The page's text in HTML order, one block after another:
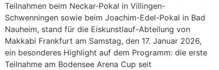
Teilnahmen beim Neckar-Pokal in Villingen-
Schwenningen sowie beim Joachim-Edel-Pokal in Bad
Nauheim, stand für die Eiskunstlauf-Abteilung von
Makkabi Frankfurt am Samstag, den 17. Januar 2026,
ein besonderes Highlight auf dem Programm: die erste
Teilnahme am Bodensee Arena Cup seit